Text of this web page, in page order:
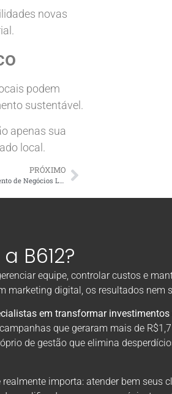
novas
podem
sustentável.
apenas sua
local.
PRÓXIMO
Networking Eficiente: A Chave para o Crescimento de Negócios Locais
B612?
equipe, controlar custos e
marketing digital, os resultados nem
em transformar investimentos
que geraram mais de
de gestão que elimina
importa: atender bem seus